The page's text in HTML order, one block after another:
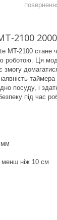
2100
MT-2100
роботою. Ця
дно посуду, і
під час
мм
менш ніж 10 см